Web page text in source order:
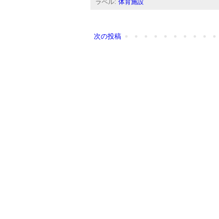
ラベル: 体育施設
次の投稿